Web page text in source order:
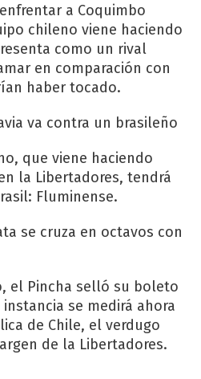
a Coquimbo
chileno viene haciendo
como un rival
en comparación con
haber tocado.
va contra un brasileño
que viene haciendo
la Libertadores, tendrá
Fluminense.
se cruza en octavos con
el Pincha selló su boleto
se medirá ahora
de Chile, el verdugo
de la Libertadores.